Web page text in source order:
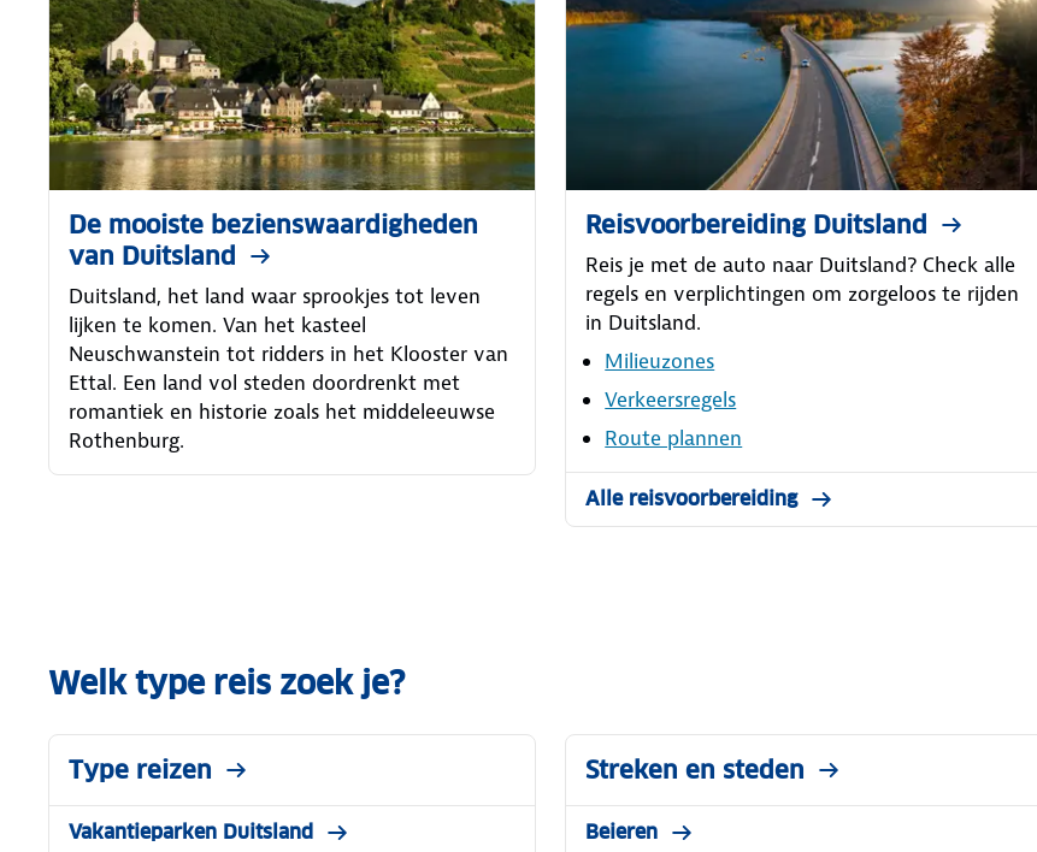
De mooiste bezienswaardigheden
van Duitsland
Duitsland, het land waar sprookjes tot leven
lijken te komen. Van het kasteel
Neuschwanstein tot ridders in het Klooster van
Ettal. Een land vol steden doordrenkt met
romantiek en historie zoals het middeleeuwse
Rothenburg.
Reisvoorbereiding Duitsland
Reis je met de auto naar Duitsland? Check alle
regels en verplichtingen om zorgeloos te rijden
in Duitsland.
Milieuzones
Verkeersregels
Route plannen
Alle reisvoorbereiding
Welk type reis zoek je?
Type reizen
Vakantieparken Duitsland
Streken en steden
Beieren